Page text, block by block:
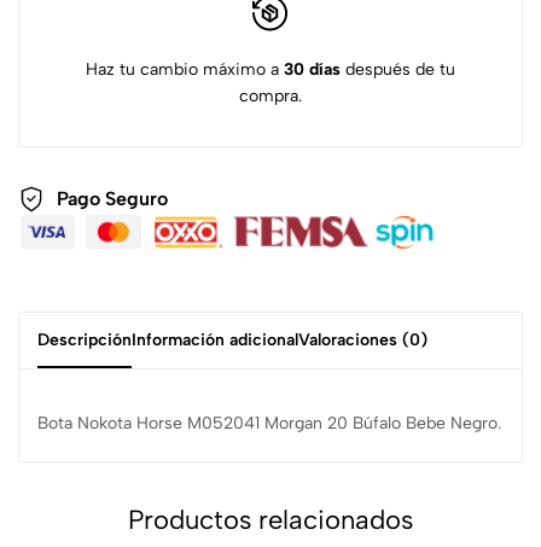
Haz tu cambio máximo a 30 días después de tu
compra.
Pago Seguro
DescripciónInformación adicionalValoraciones (0)
Bota Nokota Horse M052041 Morgan 20 Búfalo Bebe Negro.
Productos relacionados